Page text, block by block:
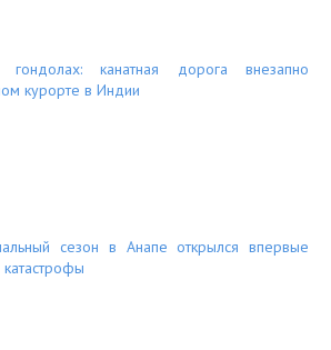
канатная дорога внезапно
курорте в Индии
сезон в Анапе открылся впервые